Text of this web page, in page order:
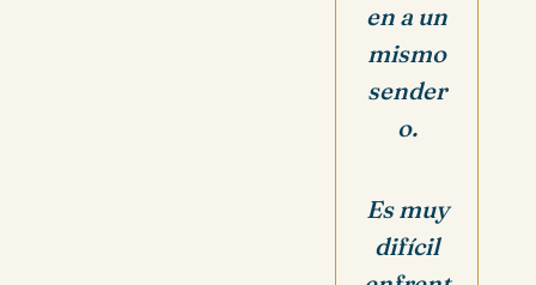
en a un
mismo
sender
o.
Es muy
difícil